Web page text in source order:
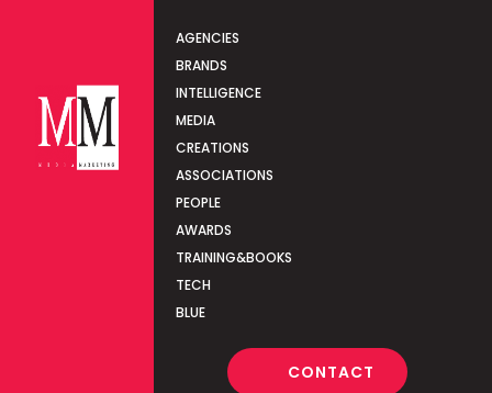
AGENCIES
BRANDS
INTELLIGENCE
MEDIA
CREATIONS
ASSOCIATIONS
PEOPLE
AWARDS
TRAINING&BOOKS
TECH
BLUE
CONTACT